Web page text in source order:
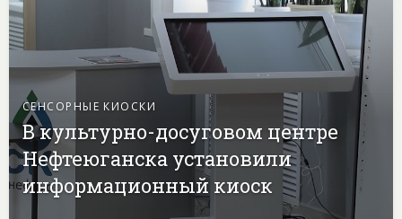
СЕНСОРНЫЕ КИОСКИ
В культурно-досуговом центре
Нефтеюганска установили
информационный киоск